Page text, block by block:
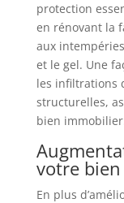
protection
en rénovant la
aux
et le gel. Une
les infiltrations
structurelles,
bien
votre
En plus